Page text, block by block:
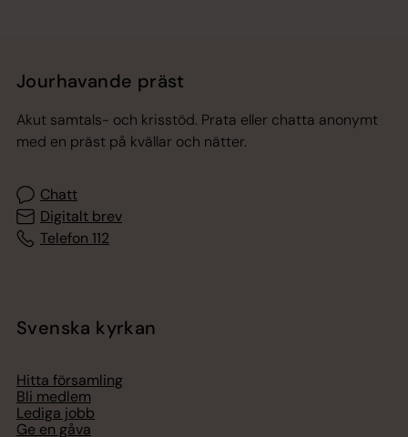
Jourhavande präst
Akut samtals- och krisstöd. Prata eller chatta anonymt
med en präst på kvällar och nätter.
Chatt
Digitalt brev
Telefon 112
Svenska kyrkan
Hitta församling
Bli medlem
Lediga jobb
Ge en gåva